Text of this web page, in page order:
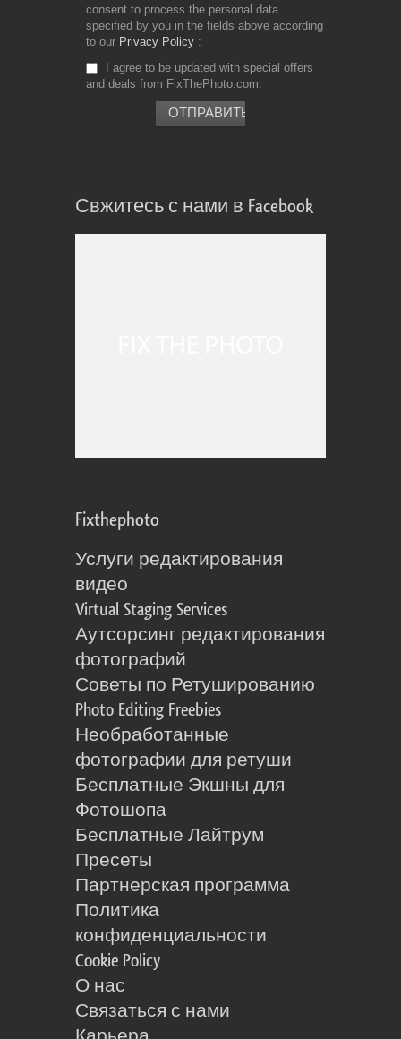
consent to process the personal data
specified by you in the fields above according
to our Privacy Policy
I agree to be updated with special offers
and deals from FixThePhoto.com
Свжитесь с нами в Facebook
Fixthephoto
Услуги редактирования
видео
Virtual Staging Services
Аутсорсинг редактирования
фотографий
Советы по Ретушированию
Photo Editing Freebies
Необработанные
фотографии для ретуши
Бесплатные Экшны для
Фотошопа
Бесплатные Лайтрум
Пресеты
Партнерская программа
Политика
конфиденциальности
Cookie Policy
О нас
Связаться с нами